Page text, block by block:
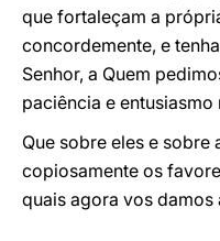
que fortaleçam a
concordemente, e
Senhor, a Quem
paciência e entusiasmo
Que sobre eles e sobre
copiosamente os
quais agora vos damos